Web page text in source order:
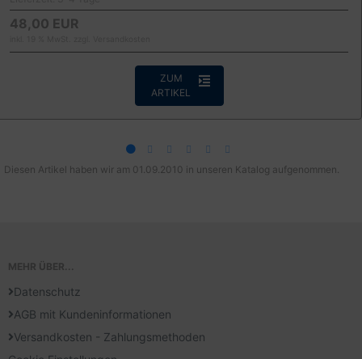
48,00 EUR
ZUM
ARTIKEL
Diesen Artikel haben wir am 01.09.2010 in unseren Katalog aufgenommen.
MEHR ÜBER...
Datenschutz
AGB mit Kundeninformationen
Versandkosten - Zahlungsmethoden